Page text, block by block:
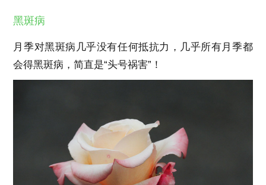
黑斑病
月季对黑斑病几乎没有任何抵抗力，几乎所有月季都
会得黑斑病，简直是“头号祸害”！